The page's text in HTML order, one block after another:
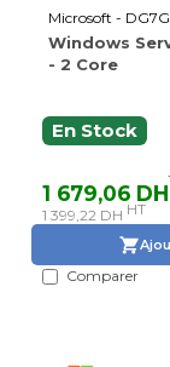
Microsoft -
Windows
- 2 Core
En Stock
1 679,06 DH
1 399,22 DH HT
Comparer